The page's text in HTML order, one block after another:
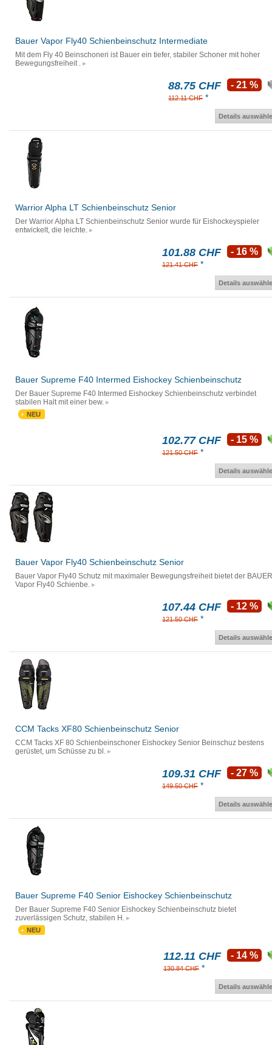
Bauer Vapor Fly40 Schienbeinschutz Intermediate
Mit dem Fly 40 Beinschoneri ist Bauer ein tiefer, stabiler Schoner mit hoher
Bewegungsfreiheit .
88.75 CHF
112.11 CHF *
- 21 %
Details
Warrior Alpha LT Schienbeinschutz Senior
Der Warrior Alpha LT Schienbeinschutz Senior wurde für Eishockeyspieler
entwickelt, die leichte.
101.88 CHF
121.41 CHF *
- 16 %
Details
Bauer Supreme F40 Intermed Eishockey Schienbeinschutz
Der Bauer Supreme F40 Intermed Eishockey Schienbeinschutz verbindet
stabilen Halt mit einer bew.
NEU
102.77 CHF
121.50 CHF *
- 15 %
Details
Bauer Vapor Fly40 Schienbeinschutz Senior
Bauer Vapor Fly40 Schutz mit maximaler Bewegungsfreiheit bietet der BAUER
Vapor Fly40 Schienbe.
107.44 CHF
121.50 CHF *
- 12 %
Details
CCM Tacks XF80 Schienbeinschutz Senior
CCM Tacks XF 80 Schienbeinschoner Eishockey Senior Beinschuz bestens
gerüstet, um Schüsse zu bl.
109.31 CHF
149.50 CHF *
- 27 %
Details
Bauer Supreme F40 Senior Eishockey Schienbeinschutz
Der Bauer Supreme F40 Senior Eishockey Schienbeinschutz bietet
zuverlässigen Schutz, stabilen H.
NEU
112.11 CHF
130.84 CHF *
- 14 %
Details